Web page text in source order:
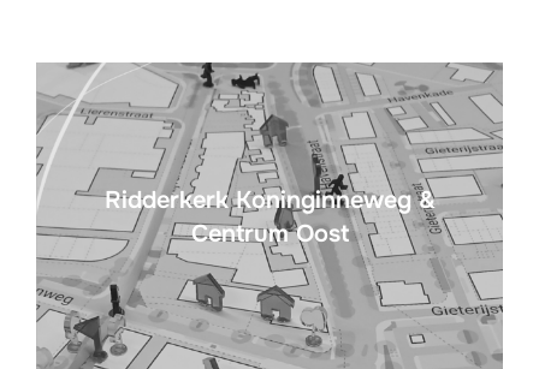
Ridderkerk Koninginneweg &
Centrum Oost